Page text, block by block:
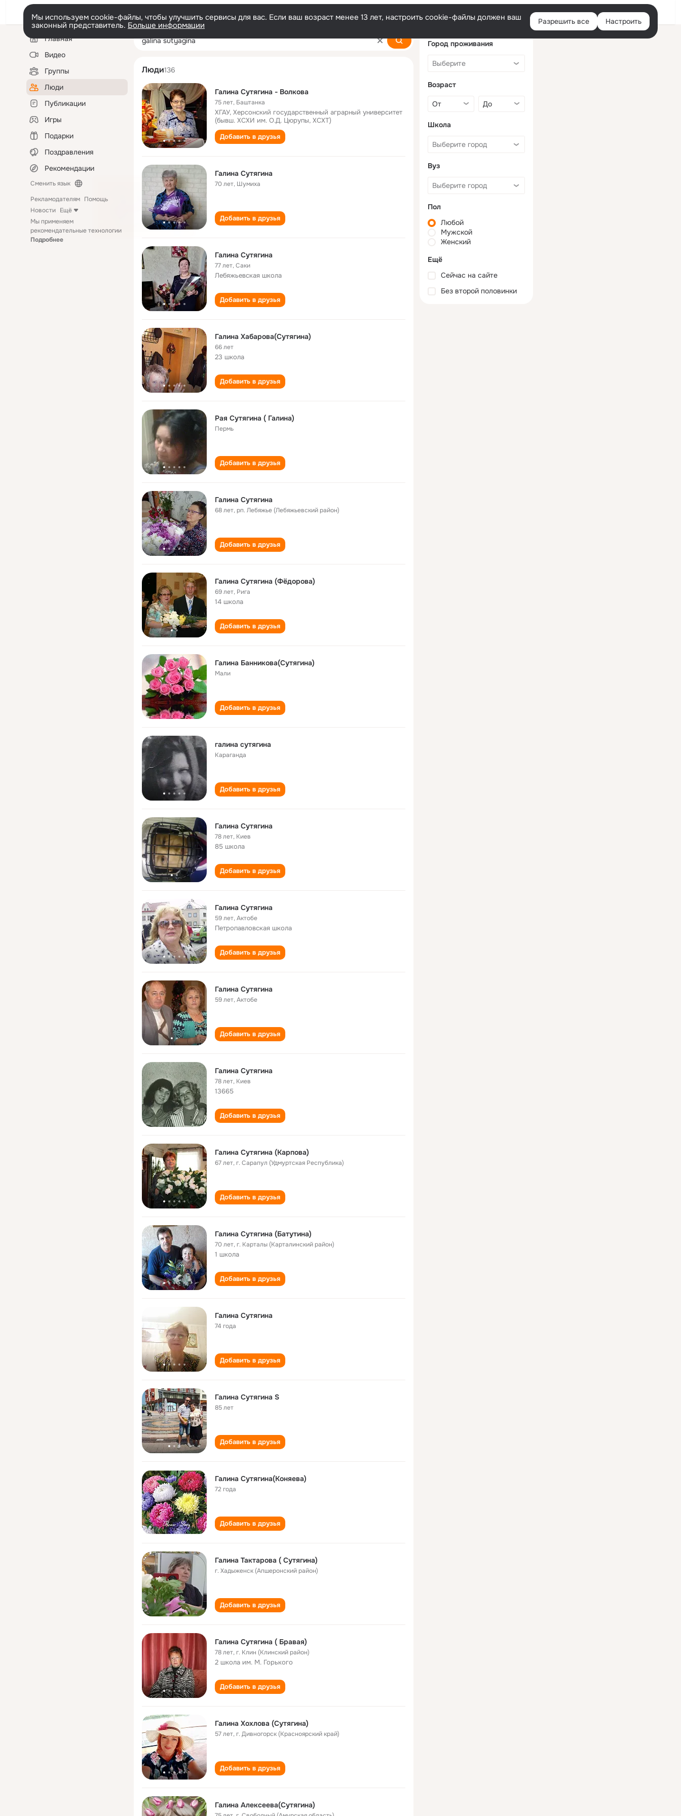
Войти
Мы используем cookie-файлы, чтобы улучшить сервисы для вас. Если ваш возраст менее 13 лет, настроить cookie-файлы должен ваш
законный представитель. Больше информации Разрешить все Настроить
Левая
колонкаГлавная
Видео
Группы
Люди
Публикации
Игры
Подарки
Поздравления
Рекомендации
Сменить язык
Рекламодателям Помощь
Новости Ещё
Мы применяем
рекомендательные технологии
Подробнее
galina sutyagina
Люди136
Галина Сутягина - Волкова
75 лет, Баштанка
ХГАУ, Херсонский государственный аграрный университет
(бывш. ХСХИ им. О.Д. Цюрупы, ХСХТ)
Добавить в друзья
Галина Сутягина
70 лет, Шумиха
Добавить в друзья
Галина Сутягина
77 лет,Саки
Лебяжьевская школа
Добавить в друзья
Галина Хабарова(Сутягина)
66 лет
23 школа
Добавить в друзья
Рая Сутягина ( Галина)
Пермь
Добавить в друзья
Галина Сутягина
68 лет,рп. Лебяжье (Лебяжьевский район)
Добавить в друзья
Галина Сутягина (Фёдорова)
69 лет, Рига
14 школа
Добавить в друзья
Галина Банникова(Сутягина)
Мали
Добавить в друзья
галина сутягина
Караганда
Добавить в друзья
Галина Сутягина
78 лет, Киев
85 школа
Добавить в друзья
Галина Сутягина
59 лет,Актобе
Петропавловская школа
Добавить в друзья
Галина Сутягина
59 лет,Актобе
Добавить в друзья
Галина Сутягина
78 лет, Киев
13665
Добавить в друзья
Галина Сутягина (Карпова)
67 лет,г. Сарапул (Удмуртская Республика)
Добавить в друзья
Галина Сутягина (Батутина)
70 лет,г. Карталы (Карталинский район)
1 школа
Добавить в друзья
Галина Сутягина
74 года
Добавить в друзья
Галина Сутягина S
85 лет
Добавить в друзья
Галина Сутягина(Коняева)
72 года
Добавить в друзья
Галина Тактарова ( Сутягина)
г. Хадыженск (Апшеронский район)
Добавить в друзья
Галина Сутягина ( Бравая)
78 лет,г. Клин (Клинский район)
2 школа им. М. Горького
Добавить в друзья
Галина Хохлова (Сутягина)
57 лет,г. Дивногорск (Красноярский край)
Добавить в друзья
Галина Алексеева(Сутягина)
Город проживания
Возраст
Школа
Вуз
Пол
Любой
Мужской
Женский
Ещё
Сейчас на сайте
Без второй половинки